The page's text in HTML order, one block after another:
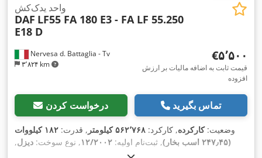
Nervesa d. Battaglia - Tv
۳٬۸۲۴ km
واحد یدک‌کش
DAF LF55 FA 180 E3 - FA LF 55.250
E18 D
‎€۵٬۵۰۰
قیمت ثابت به اضافه مالیات بر ارزش
افزوده
درخواست کردن تماس بگیرید
وضعیت:کارکرده, کارکرد: ۵۶۲٬۷۶۸ کیلومتر , قدرت:
۱۸۲ کیلووات
(۲۴۷٫۴۵ اسب بخار)
, ثبت‌نام اولیه: ۱۲/۲۰۰۲, نوع سوخت: دیزل,